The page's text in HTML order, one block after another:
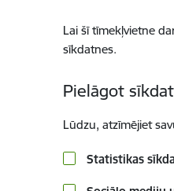
Lai šī tīmekļvietne
sīkdatnes.
Pielāgot
Lūdzu, atzīmējiet
Statistikas